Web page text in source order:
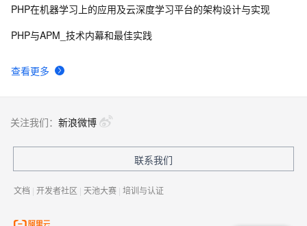
查看更多
PHP在机器学习上的应用及云深度学习平台的架构设计与实现
PHP与APM_技术内幕和最佳实践
关注我们： 新浪微博
联系我们
文档 | 开发者社区 | 天池大赛 | 培训与认证